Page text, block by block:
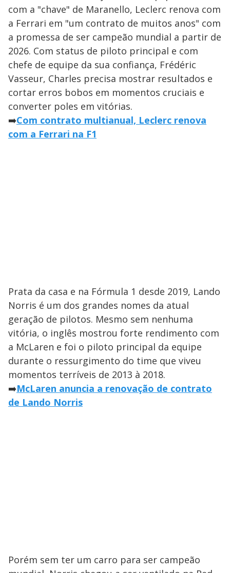
com a "chave" de Maranello, Leclerc renova com
a Ferrari em "um contrato de muitos anos" com
a promessa de ser campeão mundial a partir de
2026. Com status de piloto principal e com
chefe de equipe da sua confiança, Frédéric
Vasseur, Charles precisa mostrar resultados e
cortar erros bobos em momentos cruciais e
converter poles em vitórias.
➡️Com contrato multianual, Leclerc renova
com a Ferrari na F1
Prata da casa e na Fórmula 1 desde 2019, Lando
Norris é um dos grandes nomes da atual
geração de pilotos. Mesmo sem nenhuma
vitória, o inglês mostrou forte rendimento com
a McLaren e foi o piloto principal da equipe
durante o ressurgimento do time que viveu
momentos terríveis de 2013 à 2018.
➡️McLaren anuncia a renovação de contrato
de Lando Norris
Porém sem ter um carro para ser campeão